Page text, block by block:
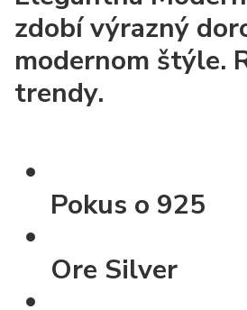
zdobí výrazný
modernom štýle.
trendy.
Pokus o 925
Ore Silver